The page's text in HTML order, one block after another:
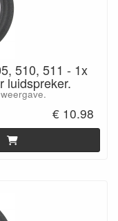
510, 511 - 1x
luidspreker.
€ 10.98